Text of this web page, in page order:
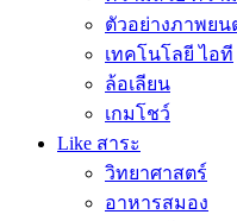
ตัวอย่างภาพยน
เทคโนโลยี ไอที
ล้อเลียน
เกมโชว์
Like สาระ
วิทยาศาสตร์
อาหารสมอง